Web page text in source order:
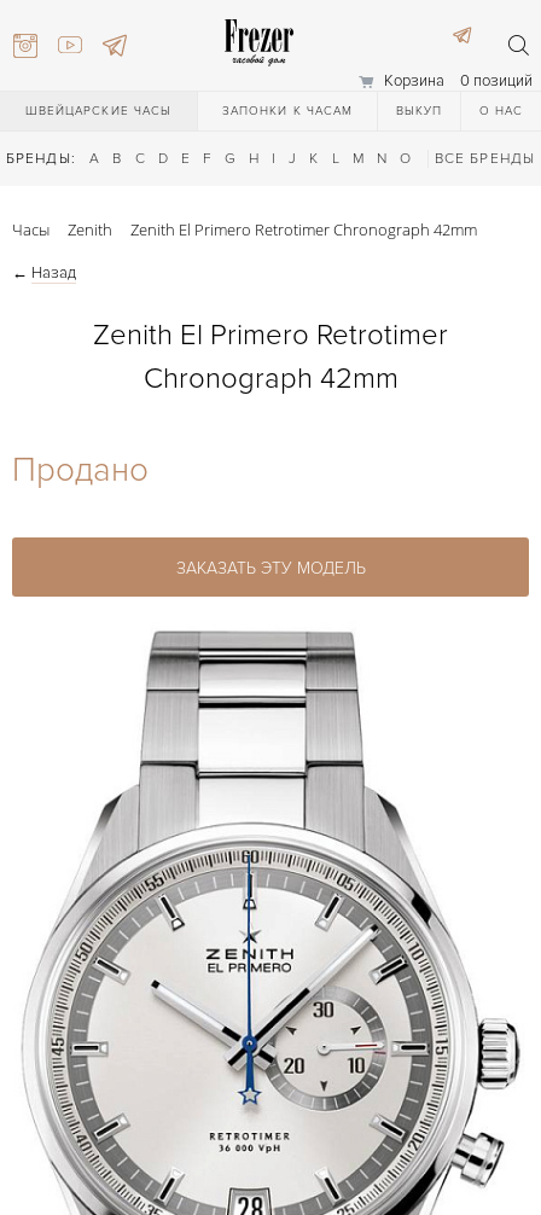
Корзина 0 позиций
ШВЕЙЦАРСКИЕ ЧАСЫ ЗАПОНКИ К ЧАСАМ ВЫКУП О НАС
БРЕНДЫ: A B C D E F G H I J K L M N O Q R S T
ВСЕ БРЕНДЫ
27-44
Часы Zenith Zenith El Primero Retrotimer Chronograph 42mm
← Назад
Zenith El Primero Retrotimer
Chronograph 42mm
Продано
ЗАКАЗАТЬ ЭТУ МОДЕЛЬ